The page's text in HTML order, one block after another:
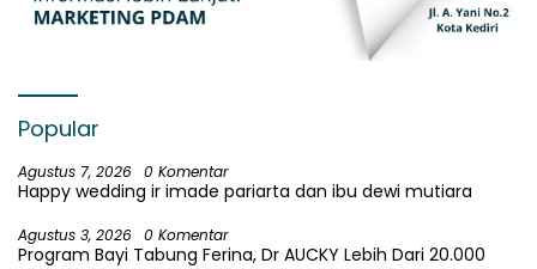
Popular
Agustus 7, 2026 0 Komentar
Happy wedding ir imade pariarta dan ibu dewi mutiara
Agustus 3, 2026 0 Komentar
Program Bayi Tabung Ferina, Dr AUCKY Lebih Dari 20.000